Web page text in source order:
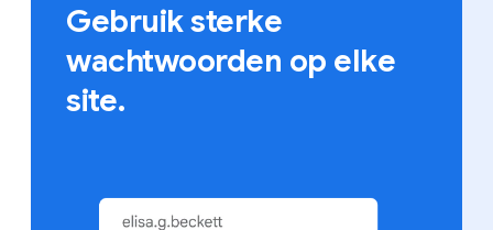
Gebruik sterke
wachtwoorden op elke
site.